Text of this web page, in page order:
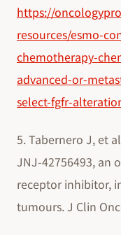
https://
resources/esmo-
chemotherapy-
advanced-or-
select-fgfr-
5. Tabernero J, et
JNJ-42756493, an
receptor inhibitor,
tumours. J Clin